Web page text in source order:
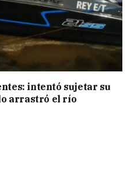
intentó sujetar su
arrastró el río